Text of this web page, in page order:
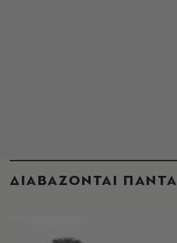
ΔΙΑΒΑΖΟΝΤΑΙ ΠΑΝΤΑ